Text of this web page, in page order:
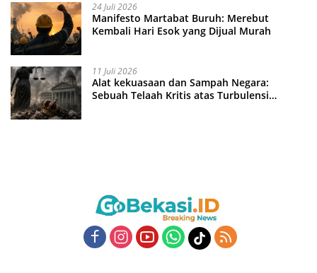
24 Juli 2026
Manifesto Martabat Buruh: Merebut
Kembali Hari Esok yang Dijual Murah
11 Juli 2026
Alat kekuasaan dan Sampah Negara:
Sebuah Telaah Kritis atas Turbulensi